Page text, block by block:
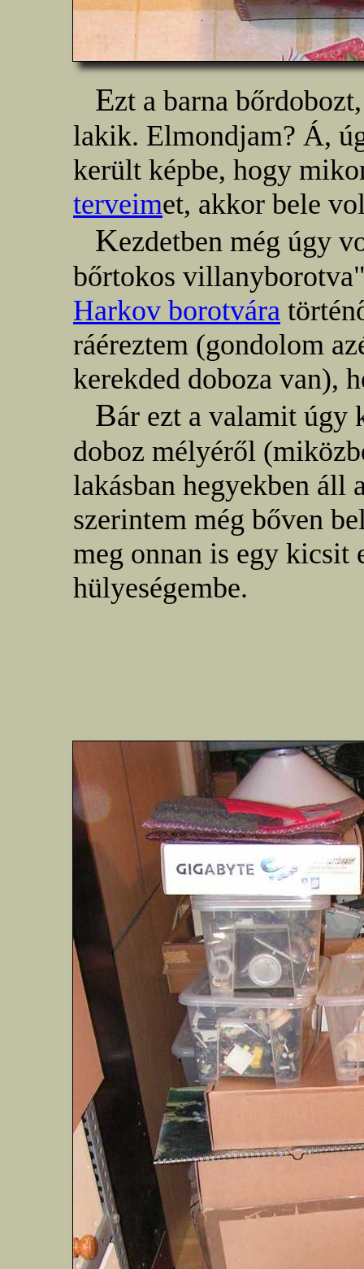
Ezt a barna
lakik. Elmondjam? Á,
került képbe, hogy
terveimet, akkor bele
Kezdetben még úgy
bőrtokos
Harkov borotvára
ráéreztem (gondolom
kerekded doboza van),
Bár ezt a valamit úgy
doboz mélyéről
lakásban hegyekben áll
szerintem még bőven
meg onnan is egy kicsit
hülyeségembe.